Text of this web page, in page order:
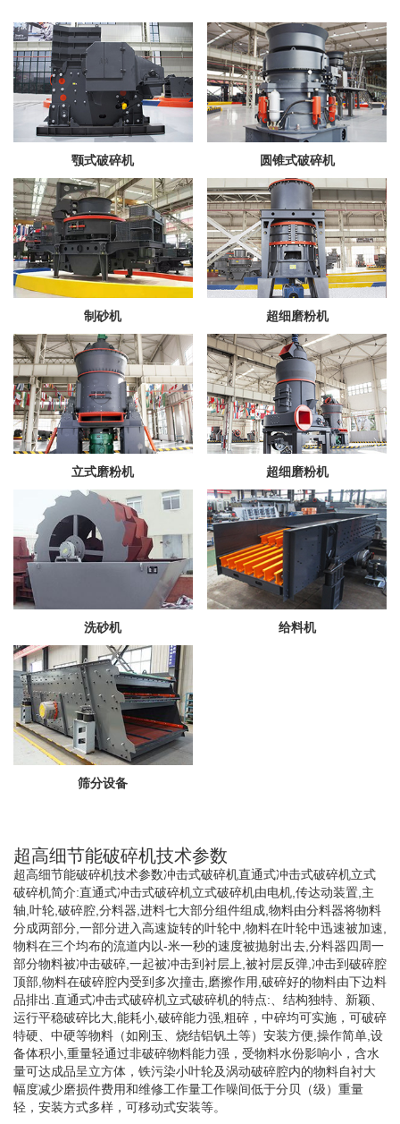
颚式破碎机 圆锥式破碎机
制砂机 超细磨粉机
立式磨粉机 超细磨粉机
洗砂机 给料机
筛分设备
超高细节能破碎机技术参数
超高细节能破碎机技术参数冲击式破碎机直通式冲击式破碎机立式
破碎机简介:直通式冲击式破碎机立式破碎机由电机,传达动装置,主
轴,叶轮,破碎腔,分料器,进料七大部分组件组成,物料由分料器将物料
分成两部分,一部分进入高速旋转的叶轮中,物料在叶轮中迅速被加速,
物料在三个均布的流道内以-米一秒的速度被抛射出去,分料器四周一
部分物料被冲击破碎,一起被冲击到衬层上,被衬层反弹,冲击到破碎腔
顶部,物料在破碎腔内受到多次撞击,磨擦作用,破碎好的物料由下边料
品排出.直通式冲击式破碎机立式破碎机的特点:、结构独特、新颖、
运行平稳破碎比大,能耗小,破碎能力强,粗碎，中碎均可实施，可破碎
特硬、中硬等物料（如刚玉、烧结铝钒土等）安装方便,操作简单,设
备体积小,重量轻通过非破碎物料能力强，受物料水份影响小，含水
量可达成品呈立方体，铁污染小叶轮及涡动破碎腔内的物料自衬大
幅度减少磨损件费用和维修工作量工作噪间低于分贝（级）重量
轻，安装方式多样，可移动式安装等。